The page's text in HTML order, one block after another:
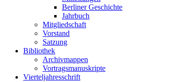
Berliner Geschichte
Jahrbuch
Mitgliedschaft
Vorstand
Satzung
Bibliothek
Archivmappen
Vortragsmanuskripte
Vierteljahresschrift